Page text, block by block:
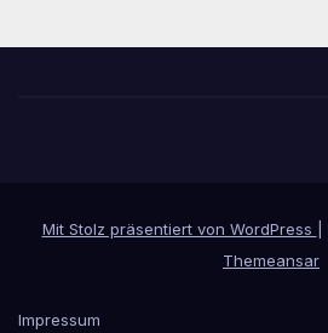
Mit Stolz präsentiert von WordPress
Themeansar
Impressum